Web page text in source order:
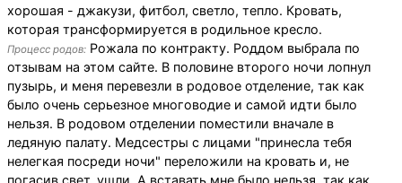
хорошая - джакузи, фитбол, светло, тепло. Кровать,
которая трансформируется в родильное кресло.
Процесс родов: Рожала по контракту. Роддом выбрала по
отзывам на этом сайте. В половине второго ночи лопнул
пузырь, и меня перевезли в родовое отделение, так как
было очень серьезное многоводие и самой идти было
нельзя. В родовом отделении поместили вначале в
ледяную палату. Медсестры с лицами "принесла тебя
нелегкая посреди ночи" переложили на кровать и, не
погасив свет, ушли. А вставать мне было нельзя, так как